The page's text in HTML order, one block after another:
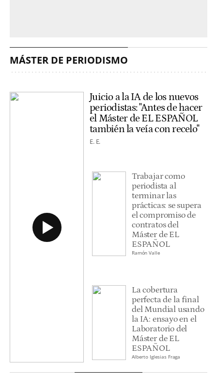
MÁSTER DE PERIODISMO
Juicio a la IA de los nuevos
periodistas: "Antes de hacer
el Máster de EL ESPAÑOL
también la veía con recelo"
E. E.
Trabajar como
periodista al
terminar las
prácticas: se supera
el compromiso de
contratos del
Máster de EL
ESPAÑOL
Ramón Valle
La cobertura
perfecta de la final
del Mundial usando
la IA: ensayo en el
Laboratorio del
Máster de EL
ESPAÑOL
Alberto Iglesias Fraga